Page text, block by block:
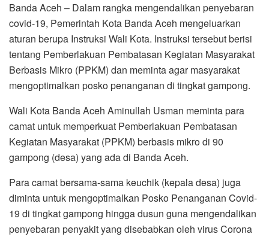
c
e
b
o
o
k
i
t
e
r
a
t
s
A
p
p
n
e
l
e
g
r
a
m
a
i
l
a
r
e
Banda Aceh – Dalam rangka mengendalikan penyebaran
covid-19, Pemerintah Kota Banda Aceh mengeluarkan
aturan berupa Instruksi Wali Kota. Instruksi tersebut berisi
tentang Pemberlakuan Pembatasan Kegiatan Masyarakat
Berbasis Mikro (PPKM) dan meminta agar masyarakat
mengoptimalkan posko penanganan di tingkat gampong.
Wali Kota Banda Aceh Aminullah Usman meminta para
camat untuk memperkuat Pemberlakuan Pembatasan
Kegiatan Masyarakat (PPKM) berbasis mikro di 90
gampong (desa) yang ada di Banda Aceh.
Para camat bersama-sama keuchik (kepala desa) juga
diminta untuk mengoptimalkan Posko Penanganan Covid-
19 di tingkat gampong hingga dusun guna mengendalikan
penyebaran penyakit yang disebabkan oleh virus Corona